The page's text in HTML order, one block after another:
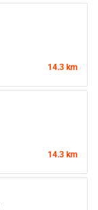
14.3 km
14.3 km